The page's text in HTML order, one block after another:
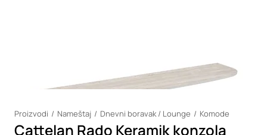
Proizvodi Nameštaj Dnevni boravak / Lounge Komode
Cattelan Rado Keramik konzola